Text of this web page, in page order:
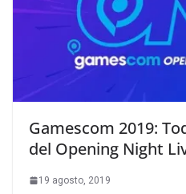
Gamescom 2019:
del Opening Night
19 agosto, 2019